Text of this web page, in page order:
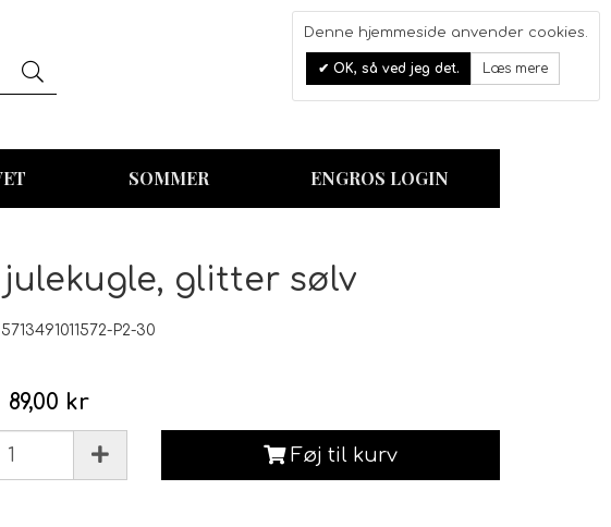
0
SOMMER ENGROS LOGIN
julekugle, glitter sølv
P2-30
89,00 kr
Føj til kurv
Denne hjemmeside anvender cookies.
OK, så ved jeg det. Læs mere